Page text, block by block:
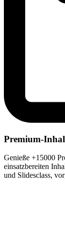
Premium-
Genieße +15000
einsatzbereiten
und Slidesclass,